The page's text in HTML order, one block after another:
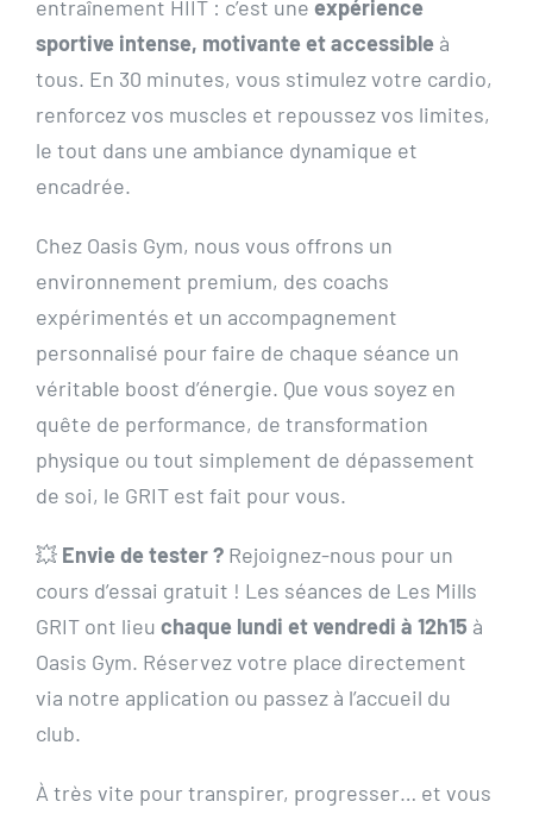
entraînement HIIT : c’est une expérience
sportive intense, motivante et accessible à
tous. En 30 minutes, vous stimulez votre cardio,
renforcez vos muscles et repoussez vos limites,
le tout dans une ambiance dynamique et
encadrée.
Chez Oasis Gym, nous vous offrons un
environnement premium, des coachs
expérimentés et un accompagnement
personnalisé pour faire de chaque séance un
véritable boost d’énergie. Que vous soyez en
quête de performance, de transformation
physique ou tout simplement de dépassement
de soi, le GRIT est fait pour vous.
💥 Envie de tester ?Rejoignez-nous pour un
cours d’essai gratuit ! Les séances de Les Mills
GRIT ont lieu chaque lundi et vendredi à 12h15 à
Oasis Gym. Réservez votre place directement
via notre application ou passez à l’accueil du
club.
À très vite pour transpirer, progresser… et vous